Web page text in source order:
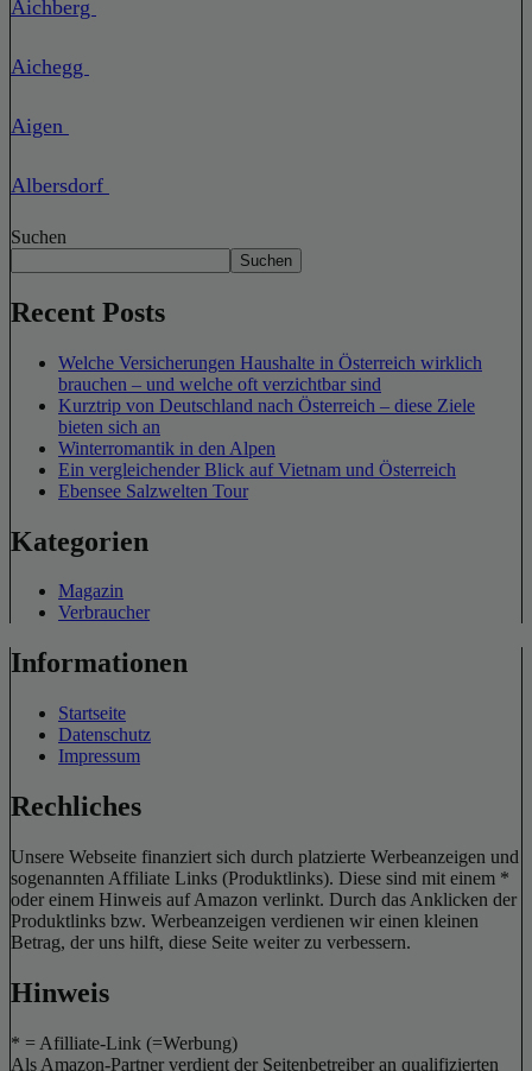
Aichberg
Aichegg
Aigen
Albersdorf
Suchen
Suchen
Recent Posts
Welche Versicherungen Haushalte in Österreich wirklich
brauchen – und welche oft verzichtbar sind
Kurztrip von Deutschland nach Österreich – diese Ziele
bieten sich an
Winterromantik in den Alpen
Ein vergleichender Blick auf Vietnam und Österreich
Ebensee Salzwelten Tour
Kategorien
Magazin
Verbraucher
Informationen
Startseite
Datenschutz
Impressum
Rechliches
Unsere Webseite finanziert sich durch platzierte Werbeanzeigen und
sogenannten Affiliate Links (Produktlinks). Diese sind mit einem *
oder einem Hinweis auf Amazon verlinkt. Durch das Anklicken der
Produktlinks bzw. Werbeanzeigen verdienen wir einen kleinen
Betrag, der uns hilft, diese Seite weiter zu verbessern.
Hinweis
* = Afilliate-Link (=Werbung)
Als Amazon-Partner verdient der Seitenbetreiber an qualifizierten